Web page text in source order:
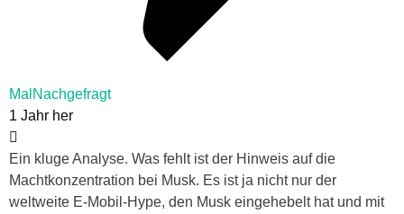
MalNachgefragt
1 Jahr her
Ein kluge Analyse. Was fehlt ist der Hinweis auf die
Machtkonzentration bei Musk. Es ist ja nicht nur der
weltweite E-Mobil-Hype, den Musk eingehebelt hat und mit